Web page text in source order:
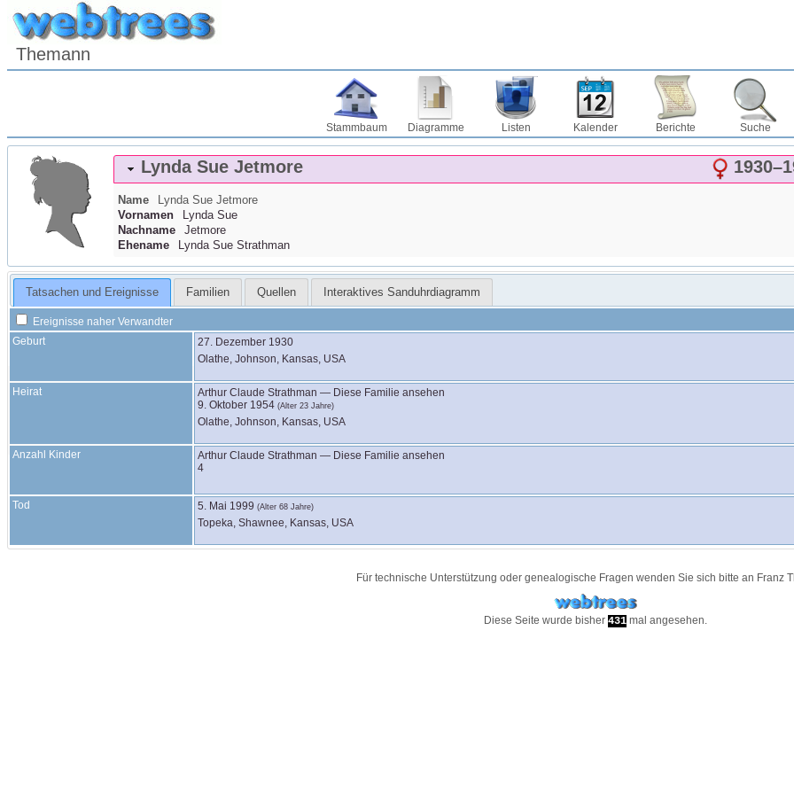
Themann
Stammbaum Diagramme Listen Kalender Berichte Suche
Lynda Sue Jetmore 1930–
Name Lynda Sue Jetmore
Vornamen
Lynda Sue
Nachname
Jetmore
Ehename
Lynda Sue Strathman
Tatsachen und Ereignisse Familien Quellen Interaktives Sanduhrdiagramm
Ereignisse naher Verwandter
Geburt
27. Dezember 1930
Olathe, Johnson, Kansas, USA
Heirat Arthur Claude Strathman — Diese Familie ansehen
9. Oktober 1954 (Alter 23 Jahre)
Olathe, Johnson, Kansas, USA
Anzahl Kinder Arthur Claude Strathman — Diese Familie ansehen
4
Tod 5. Mai 1999 (Alter 68 Jahre)
Topeka, Shawnee, Kansas, USA
Für technische Unterstützung oder genealogische Fragen wenden Sie sich bitte an Franz
Diese Seite wurde bisher 431 mal angesehen.